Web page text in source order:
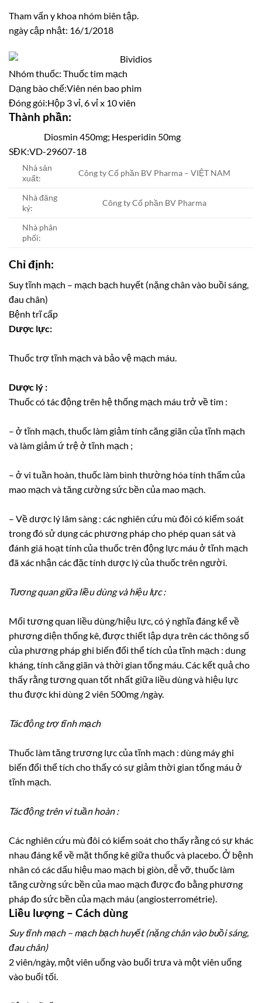
Tham vấn y khoa nhóm biên tập.
ngày cập nhật: 16/1/2018
Nhóm thuốc: Thuốc tim mạch
Dạng bào chế:Viên nén bao phim
Đóng gói:Hộp 3 vỉ, 6 vỉ x 10 viên
Thành phần:
Diosmin 450mg; Hesperidin 50mg
SĐK:VD-29607-18
Nhà sản
xuất:
Công ty Cổ phần BV Pharma – VIỆT NAM
Nhà đăng
ký:
Công ty Cổ phần BV Pharma
Nhà phân
phối:
Chỉ định:
Suy tĩnh mạch – mạch bạch huyết (nặng chân vào buồi sáng,
đau chân)
Bệnh trĩ cấp
Dược lực:
Thuốc trợ tĩnh mạch và bảo vệ mạch máu.
Dược lý :
Thuốc có tác động trên hệ thống mạch máu trở về tim :
– ở tĩnh mạch, thuốc làm giảm tính căng giãn của tĩnh mạch
và làm giảm ứ trệ ở tĩnh mạch ;
– ở vi tuần hoàn, thuốc làm bình thường hóa tính thấm của
mao mạch và tăng cường sức bền của mao mạch.
– Về dược lý lâm sàng : các nghiên cứu mù đôi có kiểm soát
trong đó sử dụng các phương pháp cho phép quan sát và
đánh giá hoạt tính của thuốc trên động lực máu ở tĩnh mạch
đã xác nhận các đặc tính dược lý của thuốc trên người.
Tương quan giữa liều dùng và hiệu lực :
Mối tương quan liều dùng/hiệu lực, có ý nghĩa đáng kể về
phương diện thống kê, được thiết lập dựa trên các thông số
của phương pháp ghi biến đổi thể tích của tĩnh mạch : dung
kháng, tính căng giãn và thời gian tống máu. Các kết quả cho
thấy rằng tương quan tốt nhất giữa liều dùng và hiệu lực
thu được khi dùng 2 viên 500mg /ngày.
Tác động trợ tĩnh mạch
Thuốc làm tăng trương lực của tĩnh mạch : dùng máy ghi
biến đổi thể tích cho thấy có sự giảm thời gian tống máu ở
tĩnh mạch.
Tác động trên vi tuần hoàn :
Các nghiên cứu mù đôi có kiểm soát cho thấy rằng có sự khác
nhau đáng kể về mặt thống kê giữa thuốc và placebo. Ở bệnh
nhân có các dấu hiệu mao mạch bị giòn, dễ vỡ, thuốc làm
tăng cường sức bền của mao mạch được đo bằng phương
pháp đo sức bền của mạch máu (angiosterrométrie).
Liều lượng – Cách dùng
Suy tĩnh mạch – mạch bạch huyết (nặng chân vào buồi sáng,
đau chân)
2 viên/ngày, một viên uống vào buổi trưa và một viên uống
vào buổi tối.